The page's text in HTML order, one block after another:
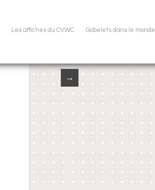
Les affiches du CVWC Gobelets dans le monde
→